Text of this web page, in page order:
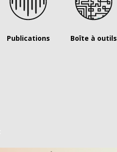
Publications Boîte à outils